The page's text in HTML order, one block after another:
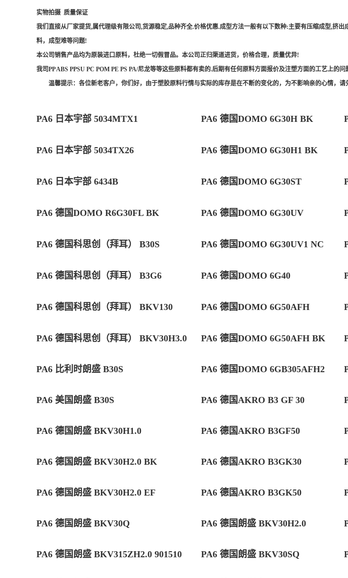
实物拍摄 质量保证
我们直接从厂家提货,属代理级有限公司,货源稳定,品种齐全.价格优惠.成型方法一般有以下数种:主要有压缩成型,挤出
料，成型难等问题!
本公司销售产品均为原装进口原料，杜绝一切假冒品。本公司正归渠道进货，价格合理，质量优异!
我司PP ABS PPSU PC POM PE PS PA/尼龙等等这些原料都有卖的.后期有任何原料方面报价及注塑方面的工艺上的问
温馨提示：各位新老客户，你们好，由于塑胶原料行情与实际的库存是在不断的变化的，为不影响亲的心情，请
PA6 日本宇部 5034MTX1 PA6 德国DOMO 6G30H BK
PA6 日本宇部 5034TX26 PA6 德国DOMO 6G30H1 BK
PA6 日本宇部 6434B PA6 德国DOMO 6G30ST
PA6 德国DOMO R6G30FL BK PA6 德国DOMO 6G30UV
PA6 德国科思创（拜耳） B30S PA6 德国DOMO 6G30UV1 NC
PA6 德国科思创（拜耳） B3G6 PA6 德国DOMO 6G40
PA6 德国科思创（拜耳） BKV130 PA6 德国DOMO 6G50AFH
PA6 德国科思创（拜耳） BKV30H3.0 PA6 德国DOMO 6G50AFH BK
PA6 比利时朗盛 B30S PA6 德国DOMO 6GB305AFH2
PA6 美国朗盛 B30S PA6 德国AKRO B3 GF 30
PA6 德国朗盛 BKV30H1.0 PA6 德国AKRO B3GF50
PA6 德国朗盛 BKV30H2.0 BK PA6 德国AKRO B3GK30
PA6 德国朗盛 BKV30H2.0 EF PA6 德国AKRO B3GK50
PA6 德国朗盛 BKV30Q PA6 德国朗盛 BKV30H2.0
PA6 德国朗盛 BKV315ZH2.0 901510 PA6 德国朗盛 BKV30SQ